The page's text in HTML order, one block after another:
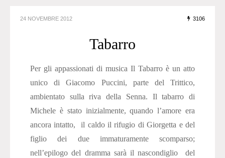
24 NOVEMBRE 2012 3106
Tabarro
Per gli appassionati di musica Il Tabarro è un atto
unico di Giacomo Puccini, parte del Trittico,
ambientato sulla riva della Senna. Il tabarro di
Michele è stato inizialmente, quando l’amore era
ancora intatto, il caldo il rifugio di Giorgetta e del
figlio dei due immaturamente scomparso;
nell’epilogo del dramma sarà il nascondiglio del